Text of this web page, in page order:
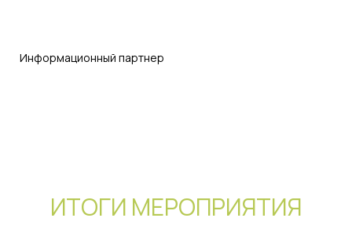
Информационный партнер
ИТОГИ МЕРОПРИЯТИЯ